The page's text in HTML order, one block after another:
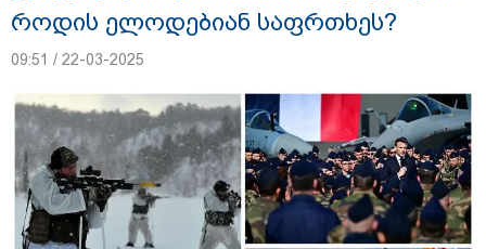
გიგა ავალიანის საქმეზე ნია იმნაძეს და
ანასტასია ბერუაშვილს ბრალდება
წარუდგინეს
როდის ელოდებიან საფრთხეს?
09:51 / 22-03-2025